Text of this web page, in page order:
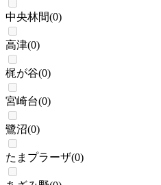
中央林間(0)
高津(0)
梶が谷(0)
宮崎台(0)
鷺沼(0)
たまプラーザ(0)